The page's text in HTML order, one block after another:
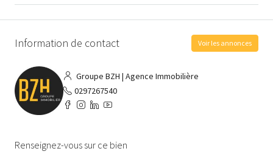
Information de contact Voir les annonces
Groupe BZH | Agence Immobilière
0297267540
Renseignez-vous sur ce bien